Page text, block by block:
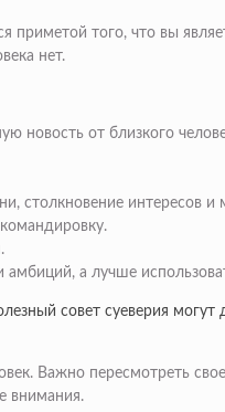
приметой того, что вы
нет.
новость от близкого
столкновение интересов и
а лучше
совет суеверия
Важно пересмотреть
внимания.